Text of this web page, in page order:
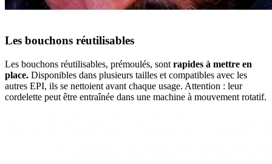
Les bouchons réutilisables
Les bouchons réutilisables, prémoulés, sont rapides à mettre en
place. Disponibles dans plusieurs tailles et compatibles avec les
autres EPI, ils se nettoient avant chaque usage. Attention : leur
cordelette peut être entraînée dans une machine à mouvement rotatif.